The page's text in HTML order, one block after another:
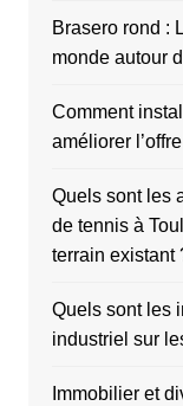
Brasero rond :
monde autour
Comment
améliorer
Quels sont les
de tennis à
terrain existant
Quels sont les
industriel sur
Immobilier et